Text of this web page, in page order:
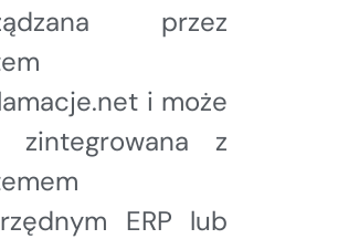
przez
i może
zintegrowana z
ERP lub